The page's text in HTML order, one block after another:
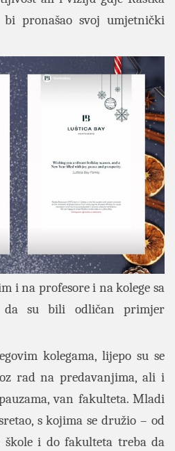
pronašao svoj umjetnički
i na profesore i na kolege sa
da su bili odličan primjer
kolegama, lijepo su se
rad na predavanjima, ali i
van fakulteta. Mladi
s kojima se družio – od
škole i do fakulteta treba da